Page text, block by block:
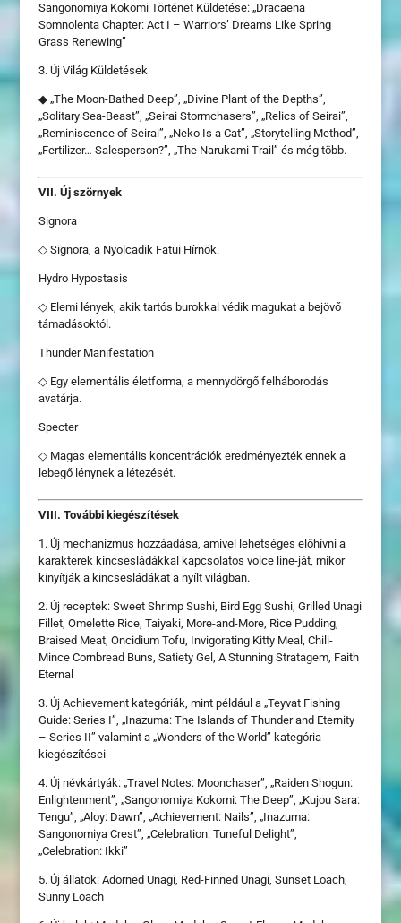
Sangonomiya Kokomi Történet Küldetése: „Dracaena
Somnolenta Chapter: Act I – Warriors’ Dreams Like Spring
Grass Renewing”
3. Új Világ Küldetések
◆ „The Moon-Bathed Deep”, „Divine Plant of the Depths”,
„Solitary Sea-Beast”, „Seirai Stormchasers”, „Relics of Seirai”,
„Reminiscence of Seirai”, „Neko Is a Cat”, „Storytelling Method”,
„Fertilizer… Salesperson?”, „The Narukami Trail” és még több.
VII. Új szörnyek
Signora
◇ Signora, a Nyolcadik Fatui Hírnök.
Hydro Hypostasis
◇ Elemi lények, akik tartós burokkal védik magukat a bejövő
támadásoktól.
Thunder Manifestation
◇ Egy elementális életforma, a mennydörgő felháborodás
avatárja.
Specter
◇ Magas elementális koncentrációk eredményezték ennek a
lebegő lénynek a létezését.
VIII. További kiegészítések
1. Új mechanizmus hozzáadása, amivel lehetséges előhívni a
karakterek kincsesládákkal kapcsolatos voice line-ját, mikor
kinyítják a kincsesládákat a nyílt világban.
2. Új receptek: Sweet Shrimp Sushi, Bird Egg Sushi, Grilled Unagi
Fillet, Omelette Rice, Taiyaki, More-and-More, Rice Pudding,
Braised Meat, Oncidium Tofu, Invigorating Kitty Meal, Chili-
Mince Cornbread Buns, Satiety Gel, A Stunning Stratagem, Faith
Eternal
3. Új Achievement kategóriák, mint például a „Teyvat Fishing
Guide: Series I”, „Inazuma: The Islands of Thunder and Eternity
– Series II” valamint a „Wonders of the World” kategória
kiegészítései
4. Új névkártyák: „Travel Notes: Moonchaser”, „Raiden Shogun:
Enlightenment”, „Sangonomiya Kokomi: The Deep”, „Kujou Sara:
Tengu”, „Aloy: Dawn”, „Achievement: Nails”, „Inazuma:
Sangonomiya Crest”, „Celebration: Tuneful Delight”,
„Celebration: Ikki”
5. Új állatok: Adorned Unagi, Red-Finned Unagi, Sunset Loach,
Sunny Loach